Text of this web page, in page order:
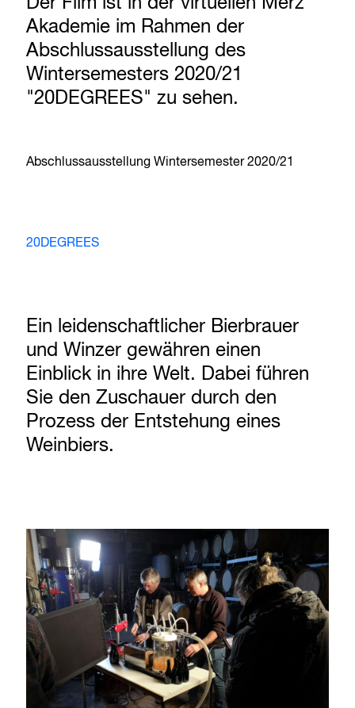
Akademie im Rahmen der
Abschlussausstellung des
Wintersemesters 2020/21
"20DEGREES" zu sehen.
Abschlussausstellung Wintersemester 2020/21
20DEGREES
Ein leidenschaftlicher Bierbrauer
und Winzer gewähren einen
Einblick in ihre Welt. Dabei führen
Sie den Zuschauer durch den
Prozess der Entstehung eines
Weinbiers.